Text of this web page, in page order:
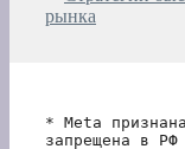
рынка
* Meta
запрещена в РФ